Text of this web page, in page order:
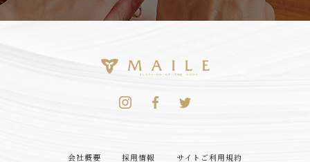
会社概要 採用情報 サイトご利用規約